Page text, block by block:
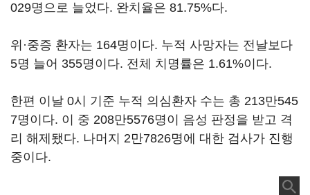
029명으로 늘었다. 완치율은 81.75%다.
위·중증 환자는 164명이다. 누적 사망자는 전날보다
5명 늘어 355명이다. 전체 치명률은 1.61%이다.
한편 이날 0시 기준 누적 의심환자 수는 총 213만545
7명이다. 이 중 208만5576명이 음성 판정을 받고 격
리 해제됐다. 나머지 2만7826명에 대한 검사가 진행
중이다.